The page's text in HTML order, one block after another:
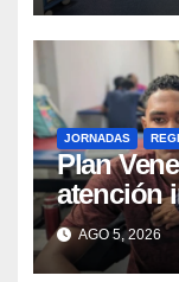
JORNADAS
​Plan
atención
Aragua
AGO 5, 2026